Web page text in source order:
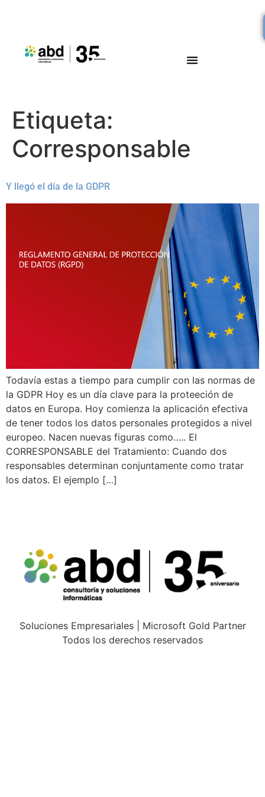
Etiqueta:
Corresponsable
Y llegó el día de la GDPR
Todavía estas a tiempo para cumplir con las normas de
la GDPR Hoy es un día clave para la proteeción de
datos en Europa. Hoy comienza la aplicación efectiva
de tener todos los datos personales protegidos a nivel
europeo. Nacen nuevas figuras como….. El
CORRESPONSABLE del Tratamiento: Cuando dos
responsables determinan conjuntamente como tratar
los datos. El ejemplo […]
Soluciones Empresariales | Microsoft Gold Partner
Todos los derechos reservados